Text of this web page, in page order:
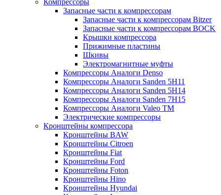
Запасные части к компрессорам
Запасные части к компрессорам Bitzer
Запасные части к компрессорам BOCK
Крышки компрессора
Прижимные пластины
Шкивы
Электромагнитные муфты
Компрессоры Аналоги Denso
Компрессоры Аналоги Sanden 5H11
Компрессоры Аналоги Sanden 5H14
Компрессоры Аналоги Sanden 7H15
Компрессоры Аналоги Valeo ТМ
Электрические компрессоры
Кронштейны компрессора
Кронштейны BAW
Кронштейны Citroen
Кронштейны Fiat
Кронштейны Ford
Кронштейны Foton
Кронштейны Hino
Кронштейны Hyundai